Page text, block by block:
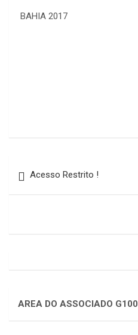
BAHIA 2017
Acesso Restrito !
AREA DO ASSOCIADO G100